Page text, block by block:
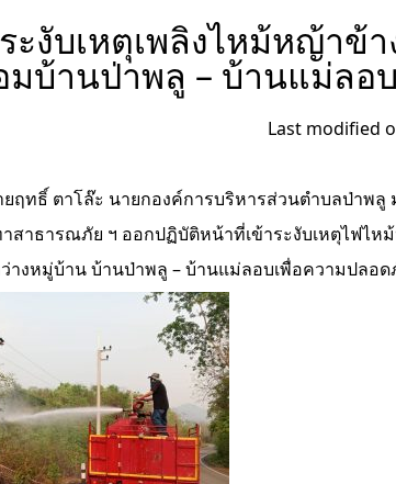
ะงับเหตุเพลิงไหม้หญ้าข้า
มบ้านป่าพลู – บ้านแม่ลอบ
Last modified
ยฤทธิ์ ตาโล๊ะ นายกองค์การบริหารส่วนตำบลป่าพลู
สาธารณภัย ฯ ออกปฏิบัติหน้าที่เข้าระงับเหตุไฟไ
างหมู่บ้าน บ้านป่าพลู – บ้านแม่ลอบเพื่อความปลอ